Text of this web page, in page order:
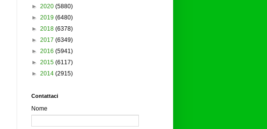
► 2020 (5880)
► 2019 (6480)
► 2018 (6378)
► 2017 (6349)
► 2016 (5941)
► 2015 (6117)
► 2014 (2915)
Contattaci
Nome